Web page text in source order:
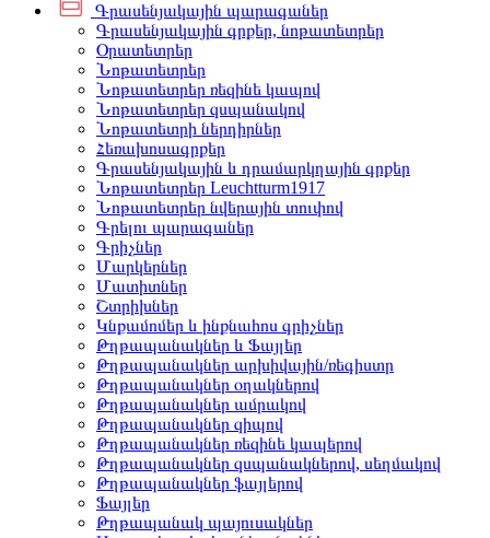
Գրասենյակային պարագաներ
Գրասենյակային գրքեր, նոթատետրեր
Օրատետրեր
Նոթատետրեր
Նոթատետրեր ռեզինե կապով
Նոթատետրեր զսպանակով
Նոթատետրի ներդիրներ
Հեռախոսագրքեր
Գրասենյակային և դրամարկղային գրքեր
Նոթատետրեր Leuchtturm1917
Նոթատետրեր նվերային տուփով
Գրելու պարագաներ
Գրիչներ
Մարկերներ
Մատիտներ
Շտրիխներ
Կնքամոմեր և ինքնահոս գրիչներ
Թղթապանակներ և Ֆայլեր
Թղթապանակներ արխիվային/ռեգիստր
Թղթապանակներ օղակներով
Թղթապանակներ ամրակով
Թղթապանակներ զիպով
Թղթապանակներ ռեզինե կապերով
Թղթապանակներ զսպանակներով, սեղմակով
Թղթապանակներ ֆայլերով
Ֆայլեր
Թղթապանակ պայուսակներ